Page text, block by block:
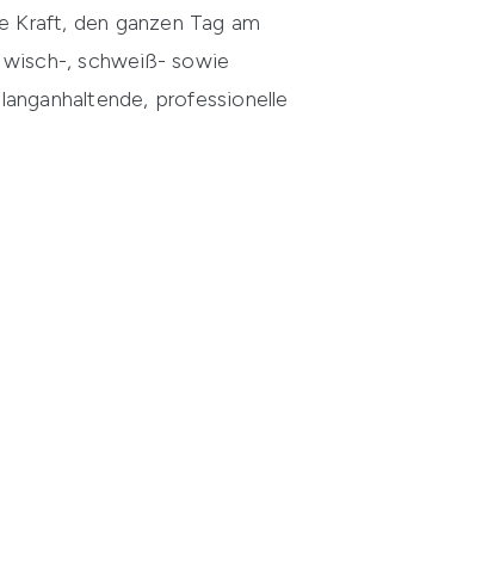
den ganzen Tag am
, schweiß- sowie
professionelle